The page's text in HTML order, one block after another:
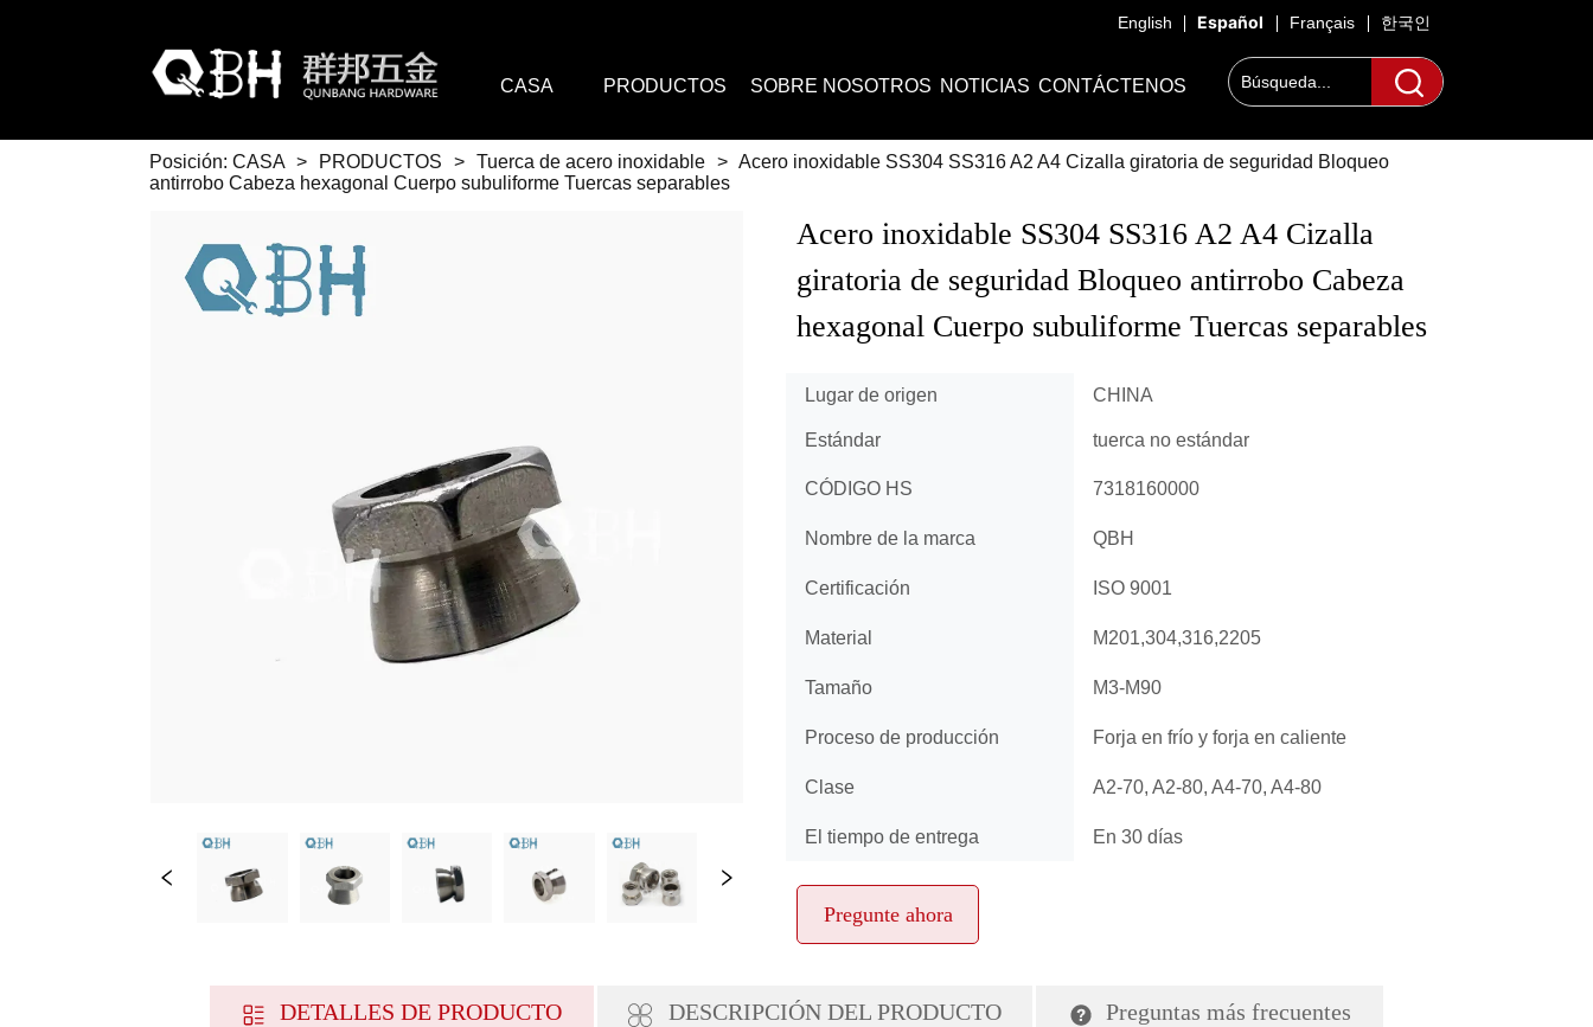
English Español Français 한국인
CASA PRODUCTOS SOBRE NOSOTROS NOTICIAS CONTÁCTENOS
Posición: CASA > PRODUCTOS > Tuerca de acero inoxidable > Acero inoxidable SS304 SS316 A2 A4 Cizalla giratoria de seguridad Bloqueo
antirrobo Cabeza hexagonal Cuerpo subuliforme Tuercas separables
Acero inoxidable SS304 SS316 A2 A4 Cizalla
giratoria de seguridad Bloqueo antirrobo Cabeza
hexagonal Cuerpo subuliforme Tuercas separables
Pregunte ahora
DETALLES DE PRODUCTO DESCRIPCIÓN DEL PRODUCTO Preguntas más frecuentes